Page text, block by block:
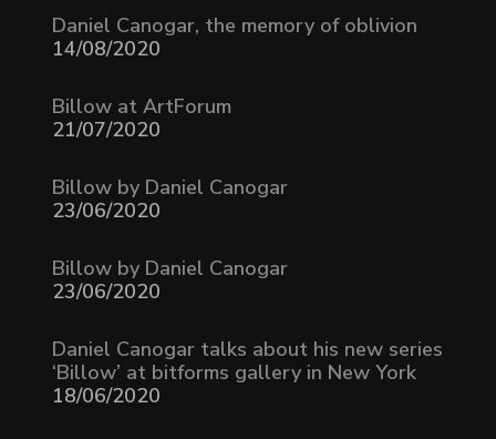
Daniel Canogar, the memory of oblivion
14/08/2020
Billow at ArtForum
21/07/2020
Billow by Daniel Canogar
23/06/2020
Billow by Daniel Canogar
23/06/2020
Daniel Canogar talks about his new series
‘Billow’ at bitforms gallery in New York
18/06/2020